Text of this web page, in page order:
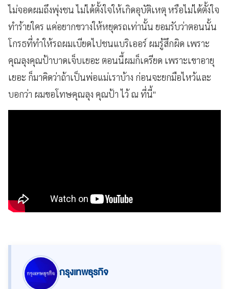
ไม่จอดผมถึงพุ่งชน ไม่ได้ตั้งใจให้เกิดอุบัติเหตุ หรือไม่ได้ตั้งใจ
ทำร้ายใคร แค่อยากขวางให้หยุดรถเท่านั้น ยอมรับว่าตอนนั้น
โกรธที่ทำให้รถผมเบียดไปชนแบริเออร์ ผมรู้สึกผิด เพราะ
คุณลุงคุณป้าบาดเจ็บเยอะ ตอนนี้ผมก็เครียด เพราะเขาอายุ
เยอะ ก็มาคิดว่าถ้าเป็นพ่อแม่เราบ้าง ก่อนจะยกมือไหว้และ
บอกว่า ผมขอโทษคุณลุง คุณป้า ไว้ ณ ที่นี้"
กรุงเทพธุรกิจ